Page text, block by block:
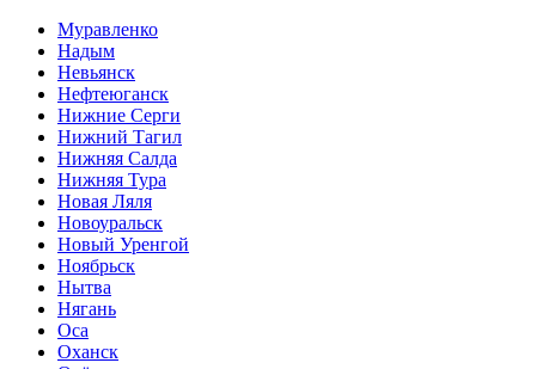
Муравленко
Надым
Невьянск
Нефтеюганск
Нижние Серги
Нижний Тагил
Нижняя Салда
Нижняя Тура
Новая Ляля
Новоуральск
Новый Уренгой
Ноябрьск
Нытва
Нягань
Оса
Оханск